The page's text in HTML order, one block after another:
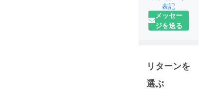
す！
2002年より
WEBクリエ
製品の企
画・開発に
携わってき
表記
メッセー
ジを送る
リターンを
選ぶ